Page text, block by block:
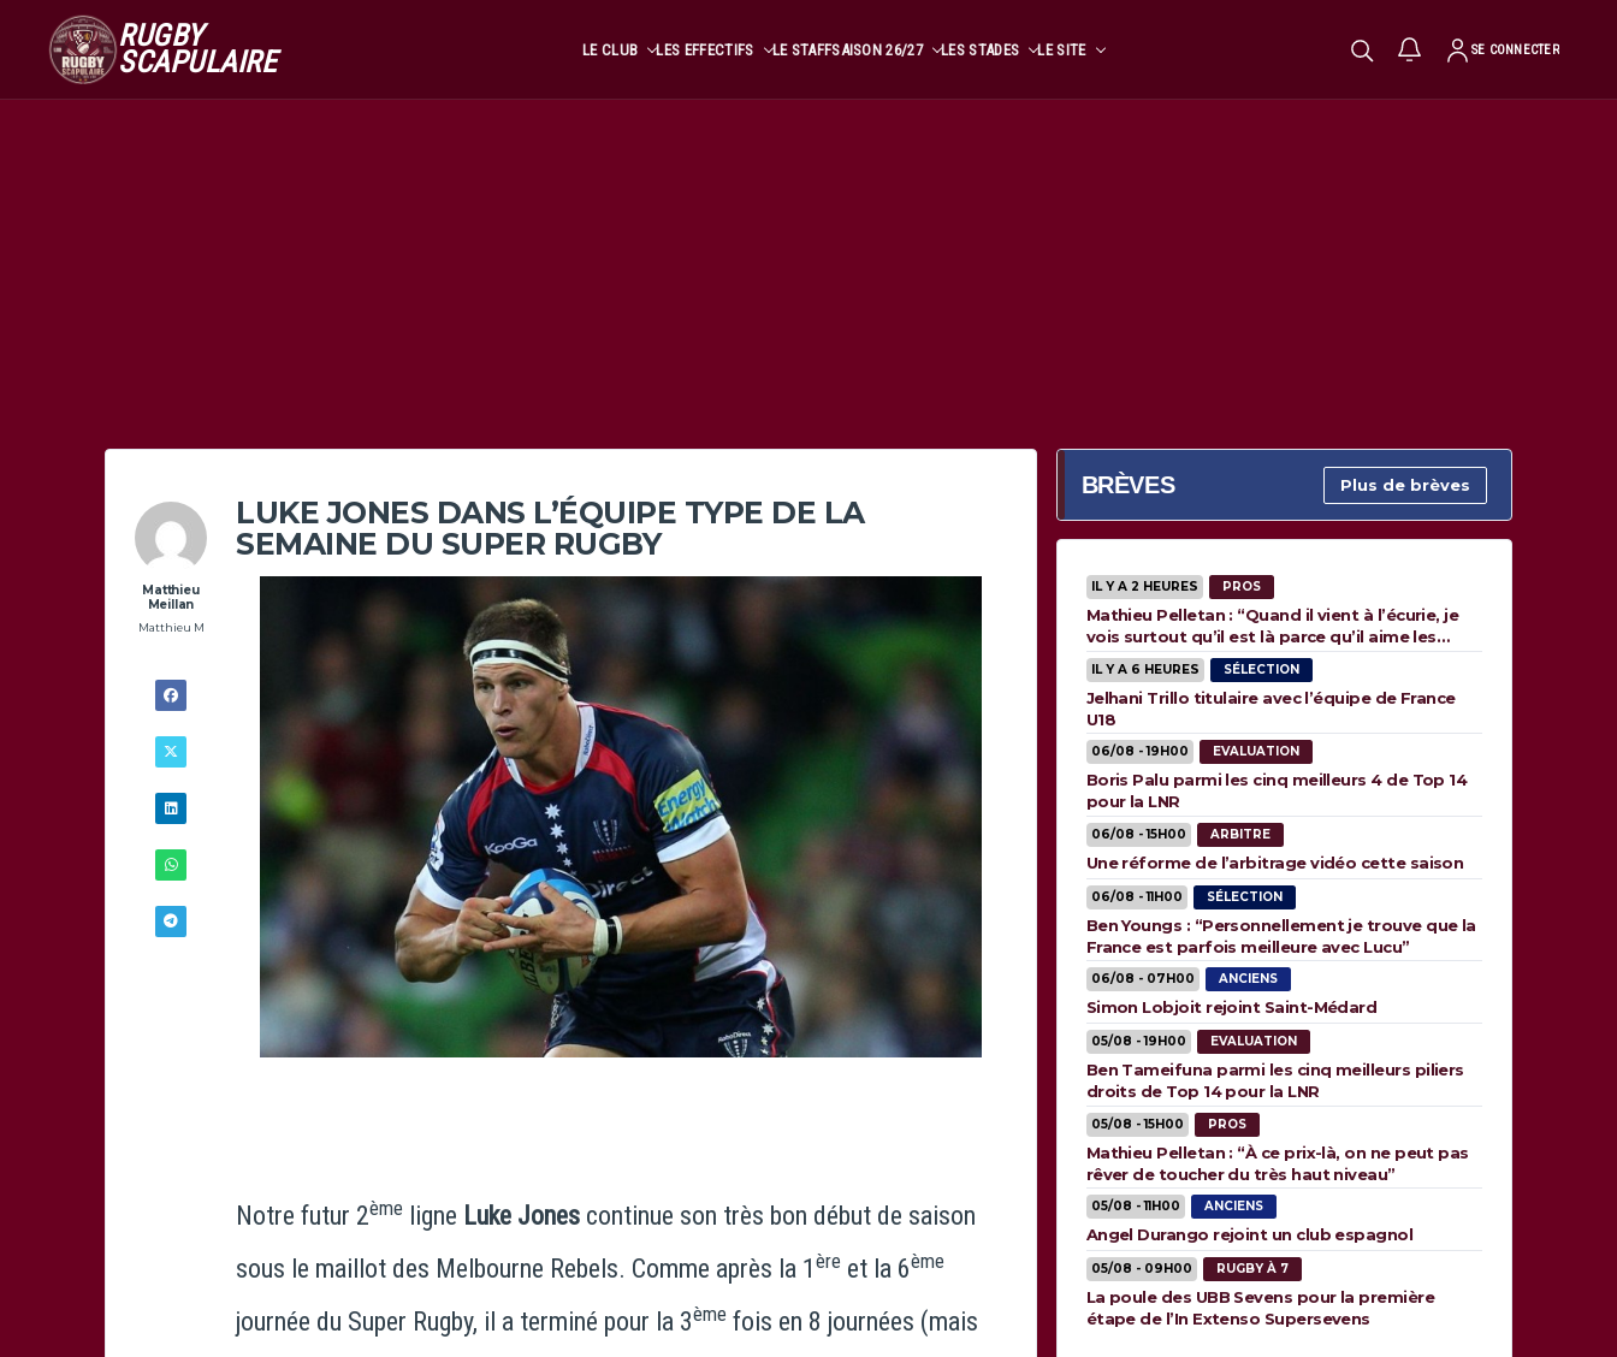
RUGBY
SCAPULAIRE LE CLUB LES EFFECTIFS LE STAFFSAISON 26/27 LES STADES LE SITE SE CONNECTER
Matthieu
Meillan
Matthieu M
LUKE JONES DANS L’ÉQUIPE TYPE DE LA
SEMAINE DU SUPER RUGBY
Notre futur 2ème ligne Luke Jones continue son très bon début de saison
sous le maillot des Melbourne Rebels. Comme après la 1 ère et la 6ème
journée du Super Rugby, il a terminé pour la 3ème fois en 8 journées (mais
BRÈVES Plus de brèves
IL Y A 2 HEURES PROS
Mathieu Pelletan : “Quand il vient à l’écurie, je
vois surtout qu’il est là parce qu’il aime les
animaux”
IL Y A 6 HEURES SÉLECTION
Jelhani Trillo titulaire avec l’équipe de France
U18
06/08 - 19H00 EVALUATION
Boris Palu parmi les cinq meilleurs 4 de Top 14
pour la LNR
06/08 - 15H00 ARBITRE
Une réforme de l’arbitrage vidéo cette saison
06/08 - 11H00 SÉLECTION
Ben Youngs : “Personnellement je trouve que la
France est parfois meilleure avec Lucu”
06/08 - 07H00 ANCIENS
Simon Lobjoit rejoint Saint-Médard
05/08 - 19H00 EVALUATION
Ben Tameifuna parmi les cinq meilleurs piliers
droits de Top 14 pour la LNR
05/08 - 15H00 PROS
Mathieu Pelletan : “À ce prix-là, on ne peut pas
rêver de toucher du très haut niveau”
05/08 - 11H00 ANCIENS
Angel Durango rejoint un club espagnol
05/08 - 09H00 RUGBY À 7
La poule des UBB Sevens pour la première
étape de l’In Extenso Supersevens